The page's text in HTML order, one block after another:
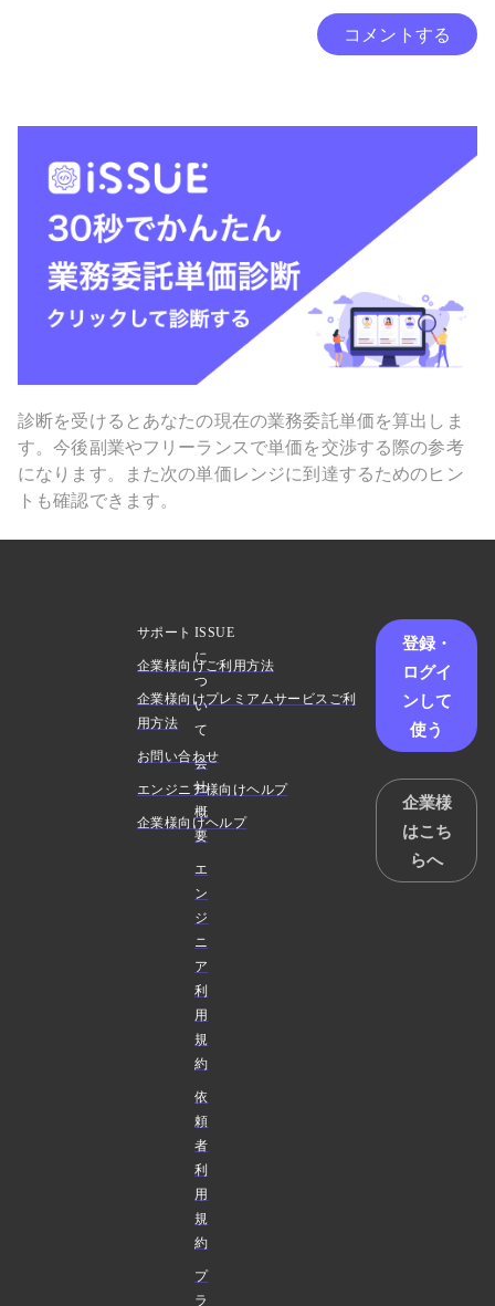
コメントする
診断を受けるとあなたの現在の業務委託単価を算出しま
す。今後副業やフリーランスで単価を交渉する際の参考
になります。また次の単価レンジに到達するためのヒン
トも確認できます。
ISSUE
に
つ
い
て
会
社
概
要
エ
ン
ジ
ニ
ア
利
用
規
約
依
頼
者
利
用
規
約
プ
ラ
サポート
企業様向けご利用方法
企業様向けプレミアムサービスご利
用方法
お問い合わせ
エンジニア様向けヘルプ
企業様向けヘルプ
登録・
ログイ
ンして
使う
企業様
はこち
らへ